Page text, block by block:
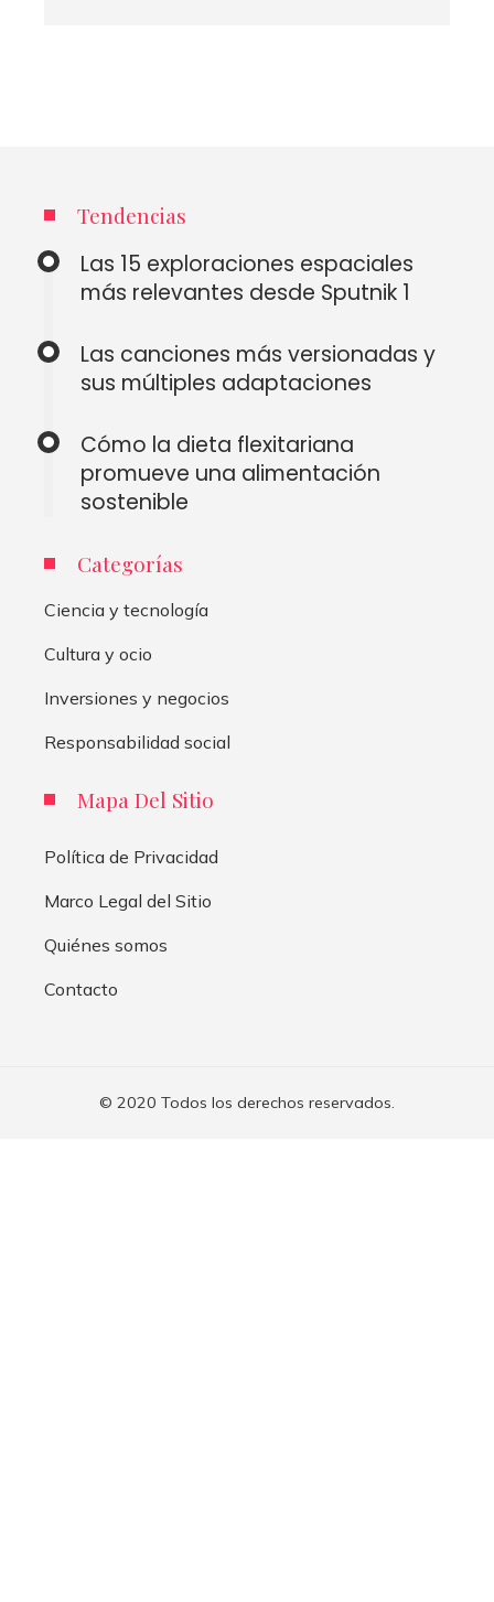
Tendencias
Las 15 exploraciones espaciales
más relevantes desde Sputnik 1
Las canciones más versionadas y
sus múltiples adaptaciones
Cómo la dieta flexitariana
promueve una alimentación
sostenible
Categorías
Ciencia y tecnología
Cultura y ocio
Inversiones y negocios
Responsabilidad social
Mapa Del Sitio
Política de Privacidad
Marco Legal del Sitio
Quiénes somos
Contacto
© 2020 Todos los derechos reservados.